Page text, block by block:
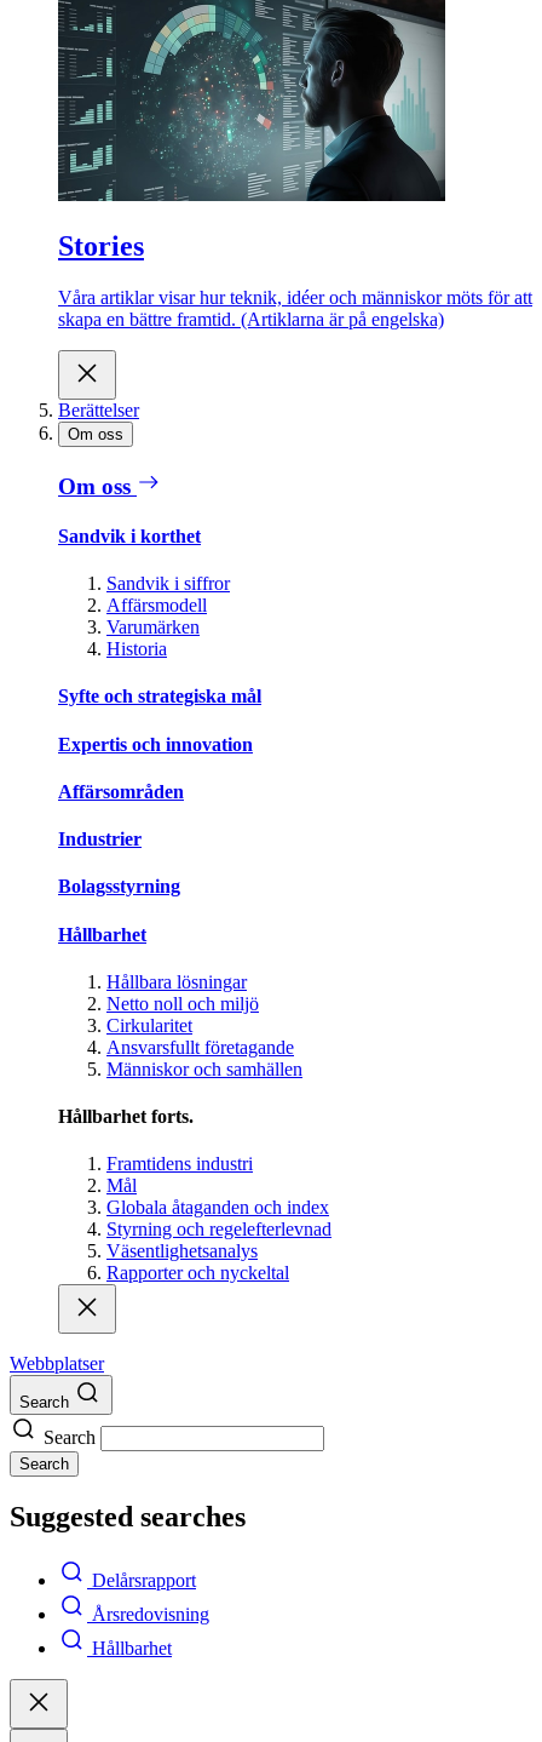
Stories
Våra artiklar visar hur teknik, idéer och människor möts för att
skapa en bättre framtid. (Artiklarna är på engelska)
Berättelser
Om oss
Om oss
Sandvik i korthet
Sandvik i siffror
Affärsmodell
Varumärken
Historia
Syfte och strategiska mål
Expertis och innovation
Affärsområden
Industrier
Bolagsstyrning
Hållbarhet
Hållbara lösningar
Netto noll och miljö
Cirkularitet
Ansvarsfullt företagande
Människor och samhällen
Hållbarhet forts.
Framtidens industri
Mål
Globala åtaganden och index
Styrning och regelefterlevnad
Väsentlighetsanalys
Rapporter och nyckeltal
Webbplatser
Search
Search
Search
Suggested searches
Delårsrapport
Årsredovisning
Hållbarhet